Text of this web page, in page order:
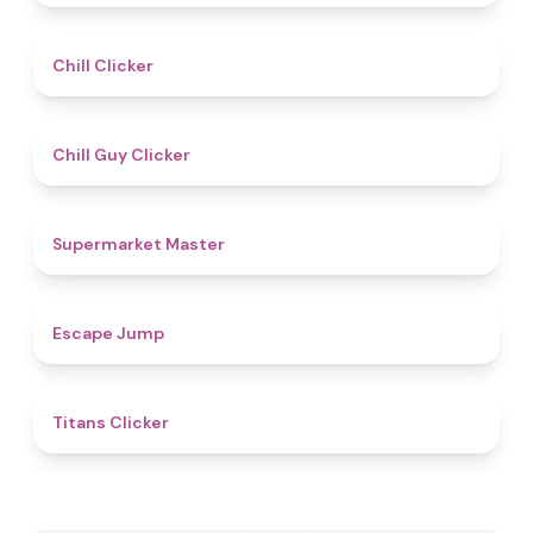
Chill Clicker
Chill Guy Clicker
Supermarket Master
Escape Jump
Titans Clicker